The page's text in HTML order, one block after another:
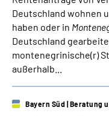
Deutschland wohnen
haben oder in
Deutschland
montenegrinische(r)
außerhalb...
Bayern Süd | Beratung